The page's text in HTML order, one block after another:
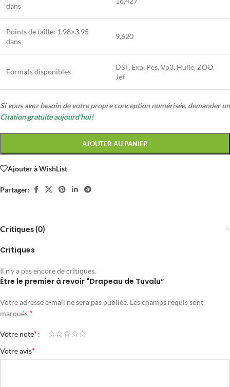
dans
Points de taille: 1.98×3.95
dans
9,620
Formats disponibles
DST, Exp, Pes, Vp3, Huile, ZOO,
Jef
Si vous avez besoin de votre propre conception numérisée, demander un
Citation gratuite aujourd'hui!
AJOUTER AU PANIER
Ajouter à WishList
Partager:
Critiques (0)
Critiques
Il n'y a pas encore de critiques.
Être le premier à revoir "Drapeau de Tuvalu”
Votre adresse e-mail ne sera pas publiée. Les champs requis sont
marqués *
Votre note*
Votre avis*